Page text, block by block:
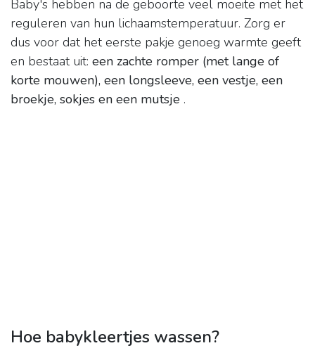
Baby's hebben na de geboorte veel moeite met het
reguleren van hun lichaamstemperatuur. Zorg er
dus voor dat het eerste pakje genoeg warmte geeft
en bestaat uit: een zachte romper (met lange of
korte mouwen), een longsleeve, een vestje, een
broekje, sokjes en een mutsje .
Hoe babykleertjes wassen?